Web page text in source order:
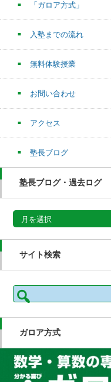
「ガロア方式」
入塾までの流れ
無料体験授業
お問い合わせ
アクセス
塾長ブログ
塾長ブログ・過去ログ
塾長ブログ・過去ログ
サイト検索
検
索:
ガロア方式